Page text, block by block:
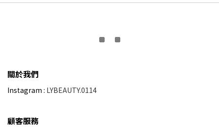
關於我們
Instagram : LYBEAUTY.0114
顧客服務